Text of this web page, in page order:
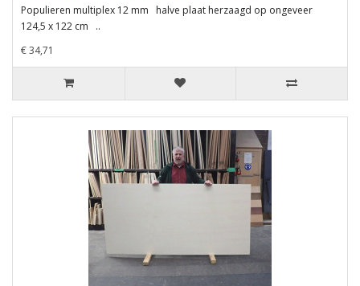
Populieren multiplex 12 mm halve plaat herzaagd op ongeveer
124,5 x 122 cm ..
€ 34,71